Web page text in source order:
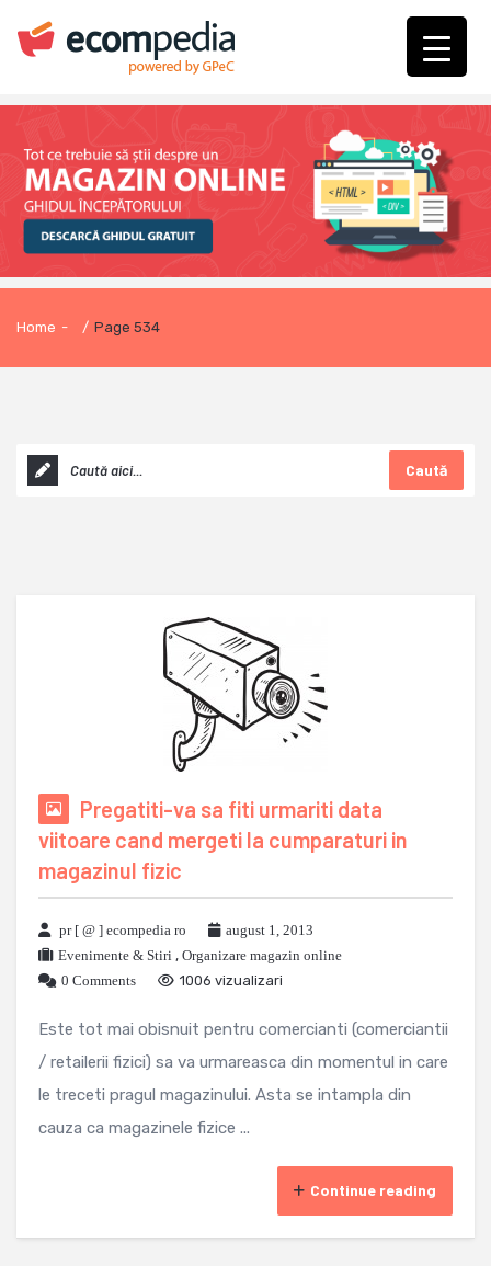
Home - / Page 534
Caută
Pregatiti-va sa fiti urmariti data
viitoare cand mergeti la cumparaturi in
magazinul fizic
pr [ @ ] ecompedia ro
august 1, 2013
Evenimente & Stiri , Organizare magazin online
0 Comments
1006 vizualizari
Este tot mai obisnuit pentru comercianti (comerciantii
/ retailerii fizici) sa va urmareasca din momentul in care
le treceti pragul magazinului. Asta se intampla din
cauza ca magazinele fizice ...
Continue reading